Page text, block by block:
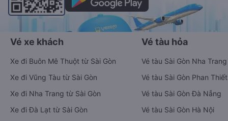
Vé xe khách
Xe đi Buôn Mê Thuột từ Sài Gòn
Xe đi Vũng Tàu từ Sài Gòn
Xe đi Nha Trang từ Sài Gòn
Xe đi Đà Lạt từ Sài Gòn
Vé tàu hỏa
Vé tàu Sài Gòn Nha Trang
Vé tàu Sài Gòn Phan Thiết
Vé tàu Sài Gòn Đà Nẵng
Vé tàu Sài Gòn Hà Nội